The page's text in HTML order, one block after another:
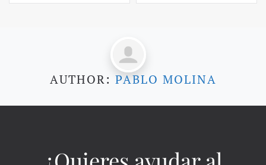
AUTHOR: PABLO MOLINA